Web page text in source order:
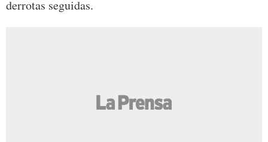
derrotas seguidas.